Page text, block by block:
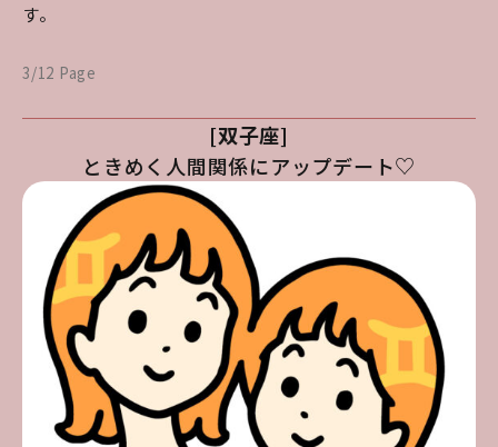
す。
3/12 Page
[双子座]
ときめく人間関係にアップデート♡